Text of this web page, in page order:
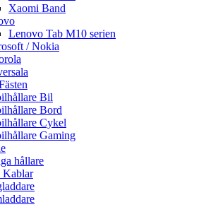
Xaomi Band
Lenovo Tab M10 serien
/ Nokia
Bil
Bord
Cykel
Gaming
hållare
Kablar